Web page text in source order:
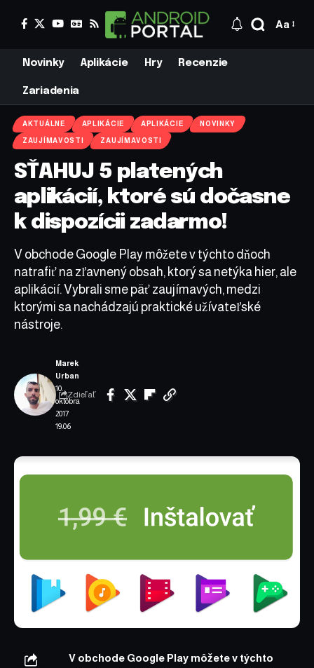
Aa
Novinky Aplikácie Hry Recenzie
Zariadenia
AKTUÁLNE APLIKÁCIE APLIKÁCIE NOVINKY
ZAUJÍMAVOSTI ZAUJÍMAVOSTI
SŤAHUJ 5 platených
aplikácií, ktoré sú dočasne
k dispozícii zadarmo!
V obchode Google Play môžete v týchto dňoch
natrafiť na zľavnený obsah, ktorý sa netýka hier, ale
aplikácií. Vybrali sme päť zaujímavých, medzi
ktorými sa nachádzajú praktické užívateľské
nástroje.
10.
októbra
2017
19:06
Marek
Urban
Zdieľať
V obchode Google Play môžete v týchto